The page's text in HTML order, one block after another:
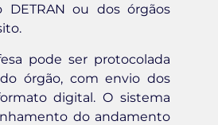
ou dos órgãos
pode ser protocolada
órgão, com envio dos
digital. O sistema
do andamento